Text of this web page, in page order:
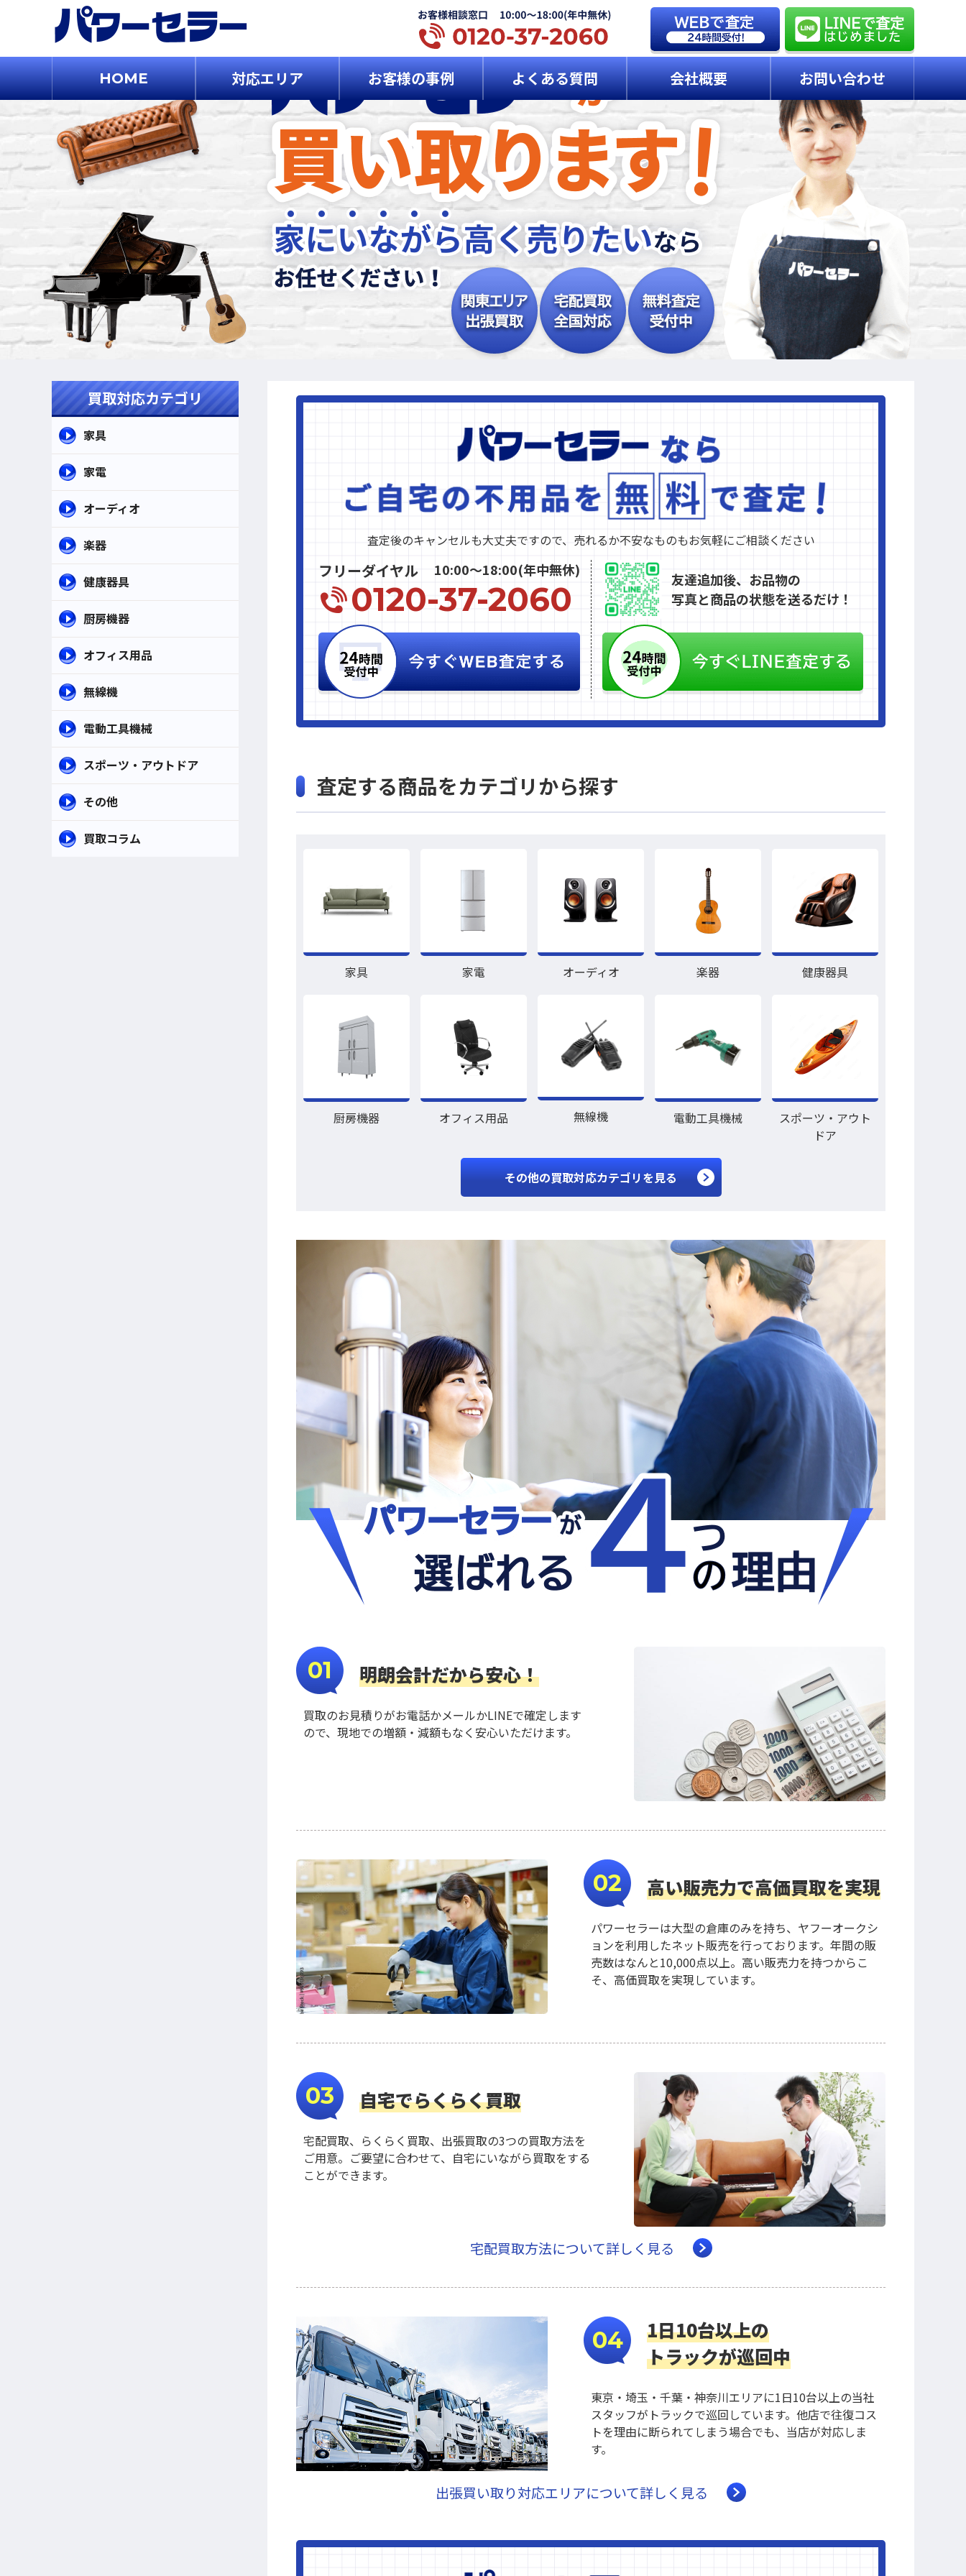
HOME 対応エリア お客様の事例 よくある質問 会社概要 お問い合わせ
査定後のキャンセルも大丈夫ですので、 売れるか不安なものもお気軽にご相談ください
フリーダイヤル 10:00〜18:00(年中無休)
0120-37-2060
友達追加後、お品物の
写真と商品の状態を送るだけ！
査定する商品をカテゴリから探す
家具 家電 オーディオ 楽器 健康器具
厨房機器 オフィス用品 無線機 電動工具機械
スポーツ・アウト
ドア
その他の買取対応カテゴリを見る
01 明朗会計だから安心！
買取のお見積りがお電話かメールかLINEで確定します
ので、現地での増額・減額もなく安心いただけます。
02 高い販売力で高価買取を実現
パワーセラーは大型の倉庫のみを持ち、ヤフーオークシ
ョンを利用したネット販売を行っております。年間の販
売数はなんと10,000点以上。高い販売力を持つからこ
そ、高価買取を実現しています。
03 自宅でらくらく買取
宅配買取、らくらく買取、出張買取の3つの買取方法を
ご用意。ご要望に合わせて、自宅にいながら買取をする
ことができます。
宅配買取方法について詳しく見る
04
1日10台以上の
トラックが巡回中
東京・埼玉・千葉・神奈川エリアに1日10台以上の当社
スタッフがトラックで巡回しています。他店で往復コス
トを理由に断られてしまう場合でも、当店が対応しま
す。
出張買い取り対応エリアについて詳しく見る
買取対応カテゴリ
家具
家電
オーディオ
楽器
健康器具
厨房機器
オフィス用品
無線機
電動工具機械
スポーツ・アウトドア
その他
買取コラム